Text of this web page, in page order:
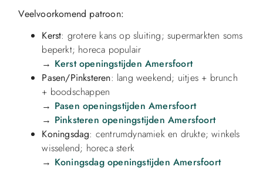
Veelvoorkomend patroon:
Kerst: grotere kans op sluiting; supermarkten soms
beperkt; horeca populair
→ Kerst openingstijden Amersfoort
Pasen/Pinksteren: lang weekend; uitjes + brunch
+ boodschappen
→ Pasen openingstijden Amersfoort
→ Pinksteren openingstijden Amersfoort
Koningsdag: centrumdynamiek en drukte; winkels
wisselend; horeca sterk
→ Koningsdag openingstijden Amersfoort